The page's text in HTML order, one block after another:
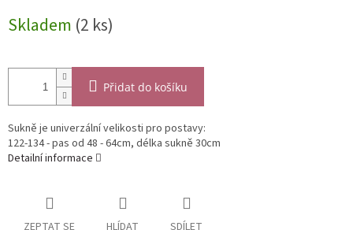
cena:
Skladem (2 ks)
Přidat do košíku
Sukně je univerzální velikosti pro postavy:
122-134 - pas od 48 - 64cm, délka sukně 30cm
Detailní informace